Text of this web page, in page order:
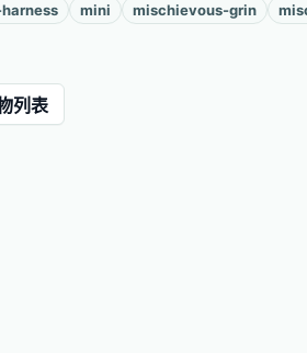
mini mischievous-grin
列表